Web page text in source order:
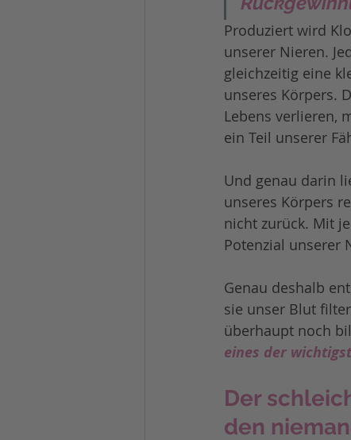
Produziert wird
unserer Nieren.
gleichzeitig eine
unseres Körpers.
Lebens verlieren,
ein Teil unserer
Und genau darin
unseres Körpers
nicht zurück. Mit
Potenzial unserer
Genau deshalb
sie unser Blut
überhaupt noch
eines der
Der
den